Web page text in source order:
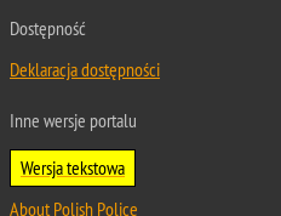
Dostępność
Deklaracja dostępności
Inne wersje portalu
Wersja tekstowa
About Polish Police